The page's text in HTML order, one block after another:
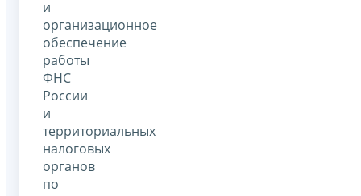
и
организационное
обеспечение
работы
ФНС
России
и
территориальных
налоговых
органов
по